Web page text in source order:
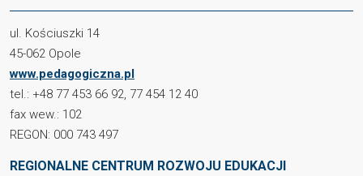
ul. Kościuszki 14
45-062 Opole
www.pedagogiczna.pl
tel.: +48 77 453 66 92, 77 454 12 40
fax wew.: 102
REGON: 000 743 497
REGIONALNE CENTRUM ROZWOJU EDUKACJI